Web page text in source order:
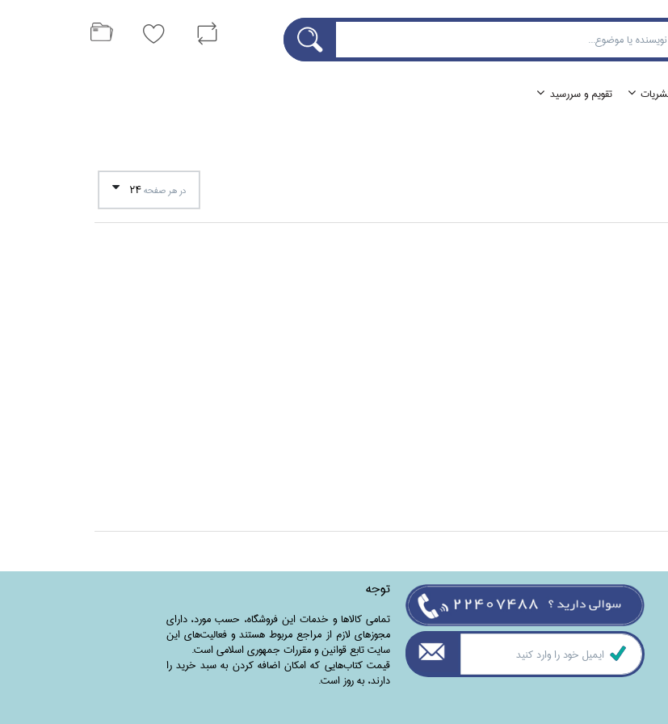
تقويم و سررسيد
در هر صفحه24
توجه
تمامی‌ کالاها و خدمات این فروشگاه، حسب مورد،‌ دارای
مجوزهای لازم از مراجع مربوط هستند ‌و‌‌ فعالیت‌های این
سایت تابع قوانین و مقررات جمهوری اسلامی است.
قیمت کتاب‌هایی که امکان اضافه کردن به سبد خرید را
دارند،‌ به روز است.